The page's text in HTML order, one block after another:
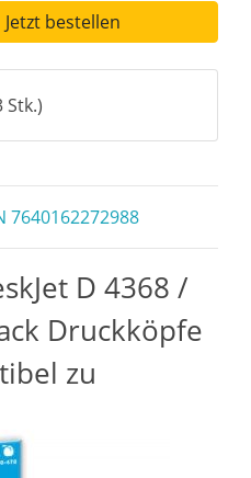
Jetzt bestellen
Stk.)
7640162272988
D 4368 /
Druckköpfe
zu